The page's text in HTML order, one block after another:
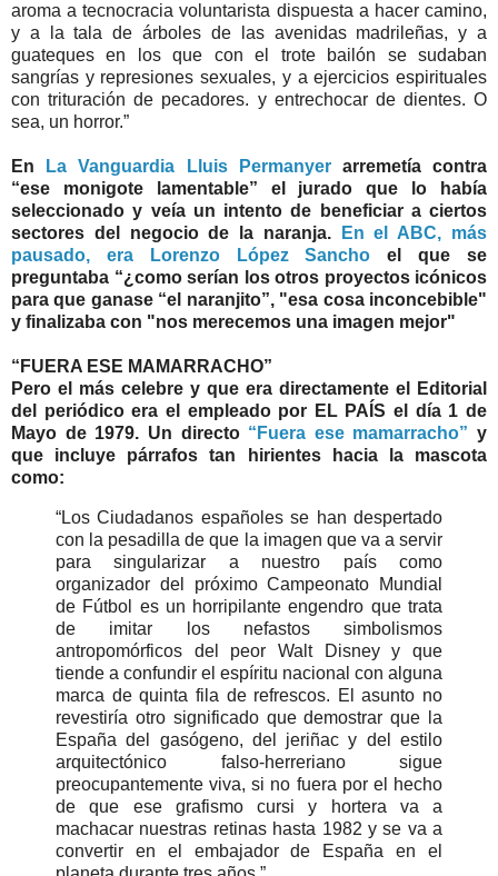
aroma a tecnocracia voluntarista dispuesta a hacer camino,
y a la tala de árboles de las avenidas madrileñas, y a
guateques en los que con el trote bailón se sudaban
sangrías y represiones sexuales, y a ejercicios espirituales
con trituración de pecadores. y entrechocar de dientes. O
sea, un horror.”
En La Vanguardia Lluis Permanyerarremetía contra
“ese monigote lamentable” el jurado que lo había
seleccionado y veía un intento de beneficiar a ciertos
sectores del negocio de la naranja.
En el ABC, más
pausado, era Lorenzo López Sancho el que se
preguntaba “¿como serían los otros proyectos icónicos
para que ganase “el naranjito”, "esa cosa inconcebible"
y finalizaba con "nos merecemos una imagen mejor"
“FUERA ESE MAMARRACHO”
Pero el más celebre y que era directamente el Editorial
del periódico era el empleado por EL PAÍS el día 1 de
Mayo de 1979. Un directo “Fuera ese mamarracho” y
que incluye párrafos tan hirientes hacia la mascota
como:
“Los Ciudadanos españoles se han despertado
con la pesadilla de que la imagen que va a servir
para singularizar a nuestro país como
organizador del próximo Campeonato Mundial
de Fútbol es un horripilante engendro que trata
de imitar los nefastos simbolismos
antropomórficos del peor Walt Disney y que
tiende a confundir el espíritu nacional con alguna
marca de quinta fila de refrescos. El asunto no
revestiría otro significado que demostrar que la
España del gasógeno, del jeriñac y del estilo
arquitectónico falso-herreriano sigue
preocupantemente viva, si no fuera por el hecho
de que ese grafismo cursi y hortera va a
machacar nuestras retinas hasta 1982 y se va a
convertir en el embajador de España en el